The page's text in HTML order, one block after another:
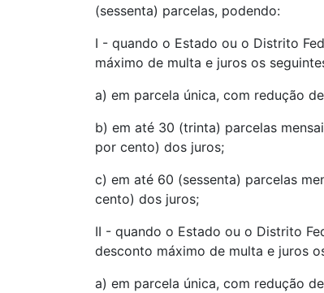
(sessenta) parcelas, podendo:
I - quando o Estado ou o Distrito
máximo de multa e juros os
a) em parcela única, com redução
b) em até 30 (trinta) parcelas
por cento) dos juros;
c) em até 60 (sessenta) parcelas
cento) dos juros;
II - quando o Estado ou o Distrito
desconto máximo de multa e juros
a) em parcela única, com redução